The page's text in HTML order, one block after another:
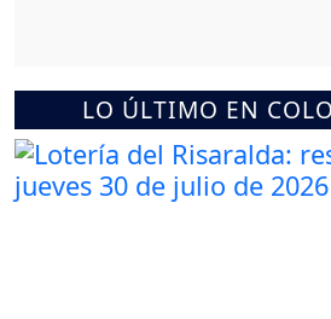
LO ÚLTIMO EN